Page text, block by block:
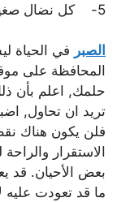
5- كل نضال صغير هو خطوة للأمام:
الصبر في الحياة
المحافظة على
حلمك, اعلم بأن
تريد ان تحاول,
فلن يكون هناك
الاستقرار
بعض الأحيان. قد
ما قد تعودت عليه